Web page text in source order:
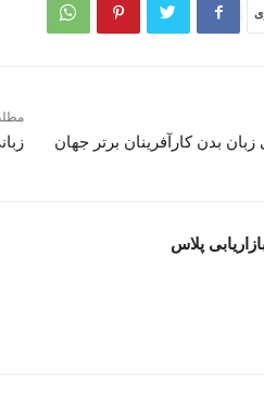
بدن کارآفرینان برتر جهان
پلاس